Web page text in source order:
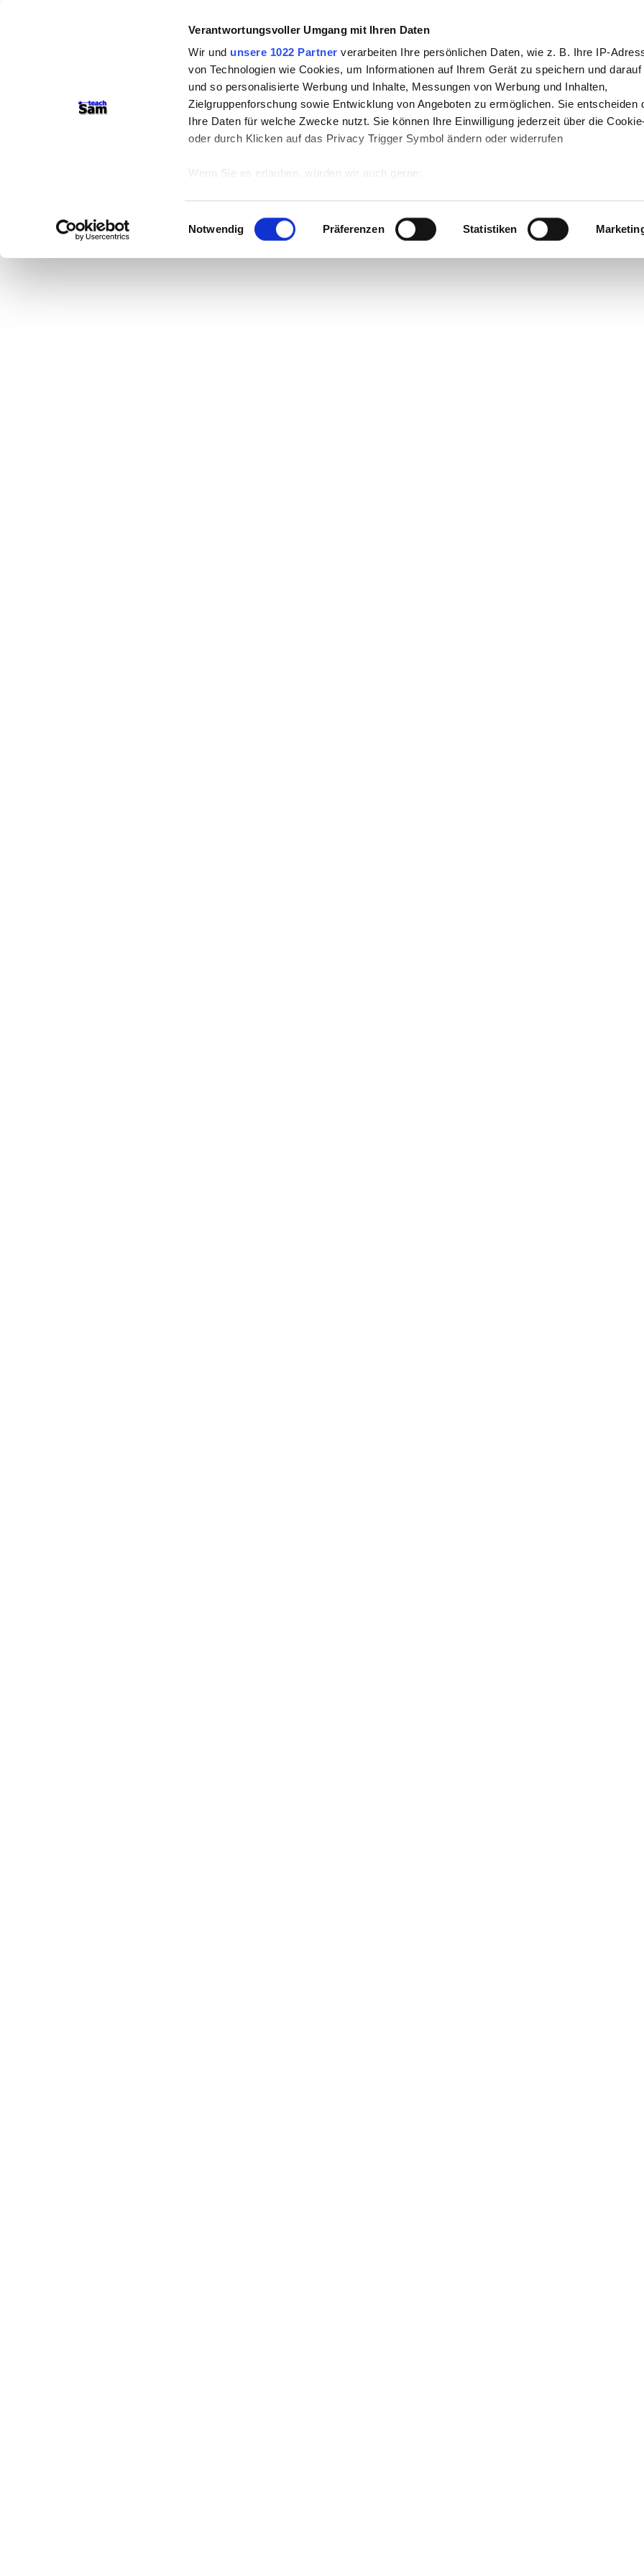
Verantwortungsvoller Umgang mit Ihren Daten
Wir und unsere 1022 Partner verarbeiten Ihre persönlichen Daten, wie z. B. Ihre IP-
von Technologien wie Cookies, um Informationen auf Ihrem Gerät zu speichern und
und so personalisierte Werbung und Inhalte, Messungen von Werbung und Inhalten,
Zielgruppenforschung sowie Entwicklung von Angeboten zu ermöglichen. Sie entscheiden
Ihre Daten für welche Zwecke nutzt. Sie können Ihre Einwilligung jederzeit über die
oder durch Klicken auf das Privacy Trigger Symbol ändern oder widerrufen
Wenn Sie es erlauben, würden wir auch gerne:
Ihr Gerät durch aktives Scannen nach bestimmten Merkmalen (Fingerprinting)
Erfahren Sie mehr darüber, wie Ihre persönlichen Daten verarbeitet werden, und legen Sie
Präferenzen imAbschnitt Einzelheitenfest.
Einwilligungsauswahl
Notwendig Präferenzen Statistiken